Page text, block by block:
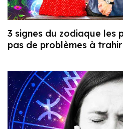
3 signes du zodiaque les
pas de problèmes à trahir